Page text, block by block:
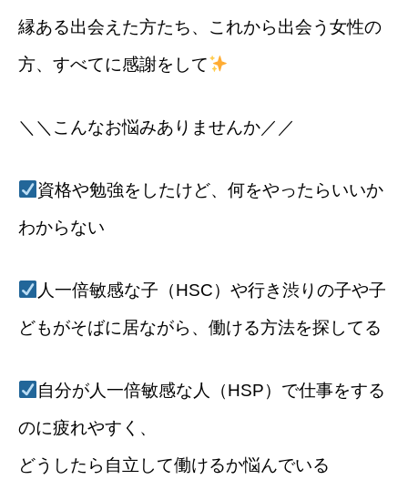
縁ある出会えた方たち、これから出会う女性の
方、すべてに感謝をして
＼＼こんなお悩みありませんか／／
資格や勉強をしたけど、何をやったらいいか
わからない
人一倍敏感な子（HSC）や行き渋りの子や子
どもがそばに居ながら、働ける方法を探してる
自分が人一倍敏感な人（HSP）で仕事をする
のに疲れやすく、
どうしたら自立して働けるか悩んでいる